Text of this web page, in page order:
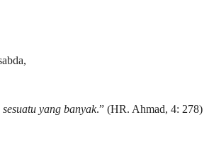
yang banyak.” (HR. Ahmad, 4: 278)